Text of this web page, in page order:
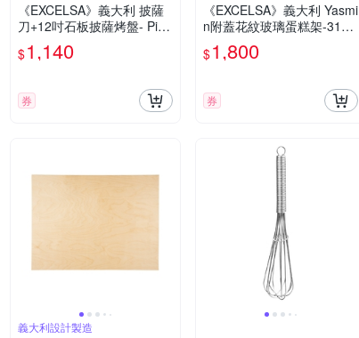
《EXCELSA》義大利 披薩
刀+12吋石板披薩烤盤- Pizz
a 比薩 圓形烤盤
$1,140
券
《EXCELSA》義大利 Yasmi
n附蓋花紋玻璃蛋糕架-31cm
-- 蛋糕台 甜點架 點心架 玻
璃蛋糕罩
$1,800
券
義大利設計製造